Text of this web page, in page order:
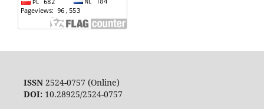
ISSN2524-0757 (Online)
DOI:10.28925/2524-0757